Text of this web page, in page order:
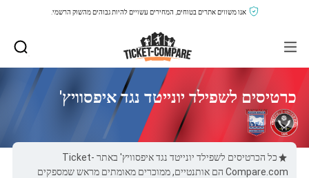
אנו משווים אתרים בטוחים, המחירים עשויים להיות גבוהים מהשוק הרשמי.
כרטיסים לשפילד יונייטד נגד איפסוויץ'
כל הכרטיסים לשפילד יונייטד נגד איפסוויץ' באתר Ticket-
Compare.com הם אותנטיים, ממוכרים מאומתים מראש שמספקים